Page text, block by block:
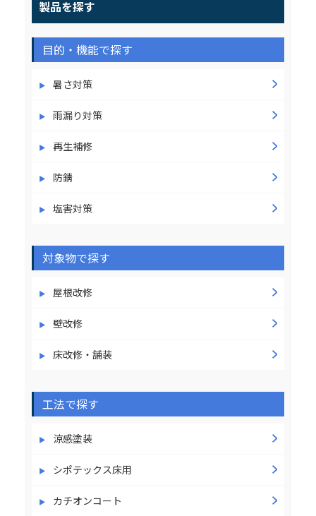
製品を探す
目的・機能で探す
暑さ対策
雨漏り対策
再生補修
防錆
塩害対策
対象物で探す
屋根改修
壁改修
床改修・舗装
工法で探す
涼感塗装
シポテックス床用
カチオンコート